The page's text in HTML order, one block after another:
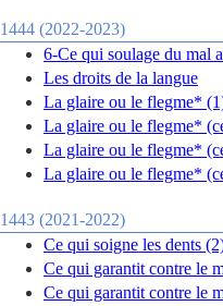
1444 (2022-2023)
6-Ce qui soulage du mal
Les droits de la langue
La glaire ou le flegme*
La glaire ou le flegme*
La glaire ou le flegme*
La glaire ou le flegme*
1443 (2021-2022)
Ce qui soigne les dents
Ce qui garantit contre le
Ce qui garantit contre le